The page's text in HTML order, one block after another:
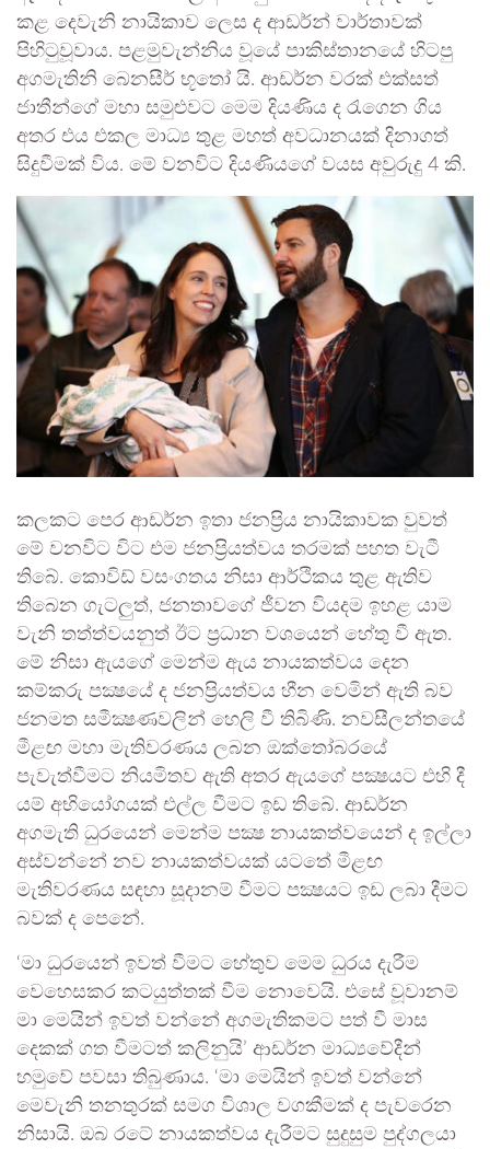
කළ දෙවැනි නායිකාව ලෙස ද ආඩර්න් වාර්තාවක්
පිහිටුවූවාය. පළමුවැන්නිය වූයේ පාකිස්තානයේ හිටපු
අගමැතිනි බෙනසීර් භූතෝ යි. ආඩර්න වරක් එක්සත්
ජාතීන්ගේ මහා සමුළුවට මෙම දියණිය ද රැගෙන ගිය
අතර එය එකල මාධ්‍ය තුළ මහත් අවධානයක් දිනාගත්
සිදුවීමක් විය. මේ වනවිට දියණියගේ වයස අවුරුදු 4 කි.
කලකට පෙර ආඩර්න ඉතා ජනප්‍රිය නායිකාවක වුවත්
මේ වනවිට විට එම ජනප්‍රියත්වය තරමක් පහත වැටී
තිබේ. කොවිඩ් වසංගතය නිසා ආර්ථිකය තුළ ඇතිව
තිබෙන ගැටලුත්, ජනතාවගේ ජීවන වියදම ඉහළ යාම
වැනි තත්ත්වයනුත් ඊට ප්‍රධාන වශයෙන් හේතු වී ඇත.
මේ නිසා ඇයගේ මෙන්ම ඇය නායකත්වය දෙන
කම්කරු පක්‍ෂයේ ද ජනප්‍රියත්වය හීන වෙමින් ඇති බව
ජනමත සමීක්‍ෂණවලින් හෙලි වී තිබිණි. නවසීලන්තයේ
මීළඟ මහා මැතිවරණය ලබන ඔක්තෝබරයේ
පැවැත්වීමට නියමිතව ඇති අතර ඇයගේ පක්‍ෂයට එහි දී
යම් අභියෝගයක් එල්ල වීමට ඉඩ තිබේ. ආඩර්න
අගමැති ධුරයෙන් මෙන්ම පක්‍ෂ නායකත්වයෙන් ද ඉල්ලා
අස්වන්නේ නව නායකත්වයක් යටතේ මීළඟ
මැතිවරණය සඳහා සූදානම් වීමට පක්‍ෂයට ඉඩ ලබා දීමට
බවක් ද පෙනේ.
‘මා ධුරයෙන් ඉවත් වීමට හේතුව මෙම ධුරය දැරීම
වෙහෙසකර කටයුත්තක් වීම නොවෙයි. එසේ වූවානම්
මා මෙයින් ඉවත් වන්නේ අගමැතිකමට පත් වී මාස
දෙකක් ගත වීමටත් කලිනුයි’ ආඩර්න මාධ්‍යවේදීන්
හමුවේ පවසා තිබුණාය. ‘මා මෙයින් ඉවත් වන්නේ
මෙවැනි තනතුරක් සමග විශාල වගකීමක් ද පැවරෙන
නිසායි. ඔබ රටේ නායකත්වය දැරීමට සුදුසුම පුද්ගලයා